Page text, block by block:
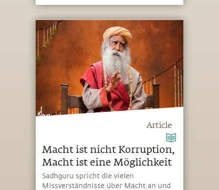
Article
Macht ist nicht Korruption,
Macht ist eine Möglichkeit
Sadhguru spricht die vielen
Missverständnisse über Macht an und